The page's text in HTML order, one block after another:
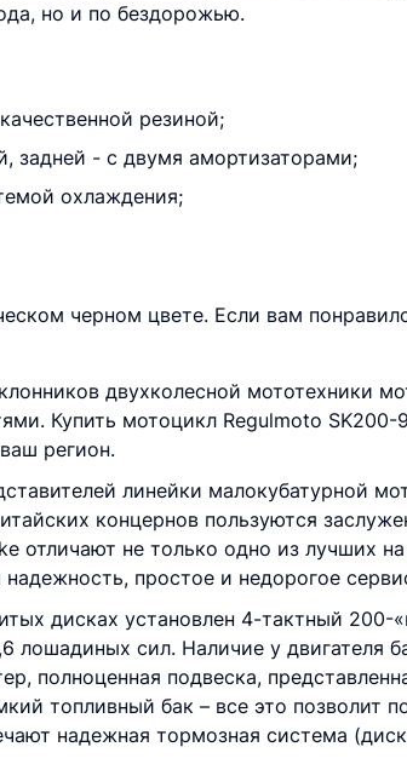
но и по бездорожью.
резиной;
задней - с двумя амортизаторами;
охлаждения;
черном цвете. Если вам
двухколесной мототехники
Купить мотоцикл Regulmoto
регион.
линейки малокубатурной
концернов пользуются
отличают не только одно из лучших
простое и недорогое
дисках установлен 4-тактный
лошадиных сил. Наличие у двигателя
полноценная подвеска,
топливный бак – все это позволит
надежная тормозная система